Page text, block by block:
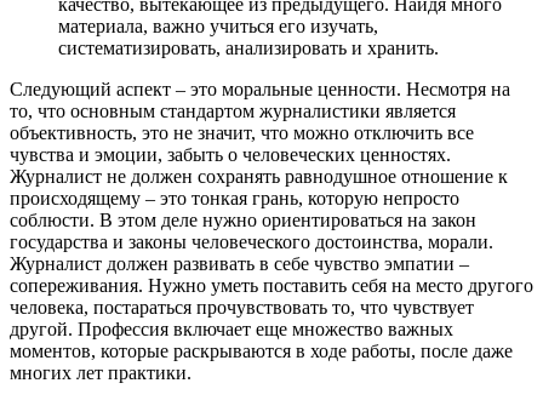
материала, важно учиться его изучать,
систематизировать, анализировать и хранить.
Следующий аспект – это моральные ценности. Несмотря на
то, что основным стандартом журналистики является
объективность, это не значит, что можно отключить все
чувства и эмоции, забыть о человеческих ценностях.
Журналист не должен сохранять равнодушное отношение к
происходящему – это тонкая грань, которую непросто
соблюсти. В этом деле нужно ориентироваться на закон
государства и законы человеческого достоинства, морали.
Журналист должен развивать в себе чувство эмпатии –
сопереживания. Нужно уметь поставить себя на место другого
человека, постараться прочувствовать то, что чувствует
другой. Профессия включает еще множество важных
моментов, которые раскрываются в ходе работы, после даже
многих лет практики.